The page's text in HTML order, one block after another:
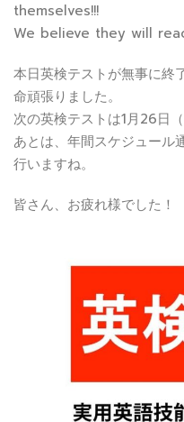
themselves!!!
We believe they will
本日英検テストが無事に終
命頑張りました。
次の英検テストは1月26日
あとは、年間スケジュール
行いますね。
皆さん、お疲れ様でした！